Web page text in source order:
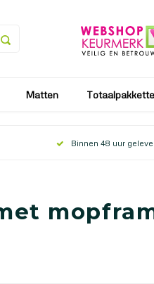
Matten
Binnen 48 uur